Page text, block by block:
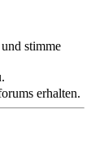
und stimme
erhalten.